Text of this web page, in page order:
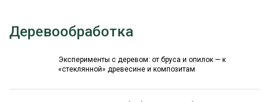
Деревообработка
Эксперименты с деревом: от бруса и опилок — к
«стеклянной» древесине и композитам